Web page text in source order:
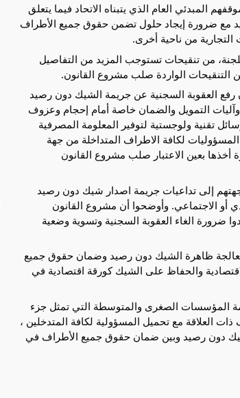
المبدئي العام الذي يتبناه الاتحاد فيما يتعلق
مع ضرورة إيجاد حلول تضمن حقوق جميع الأطراف
التجارية من ناحية أخرى.
من تنقيحات تستوجب المزيد من التفاصيل
التنقيحات الواردة صلب مشروع القانون.
رفع العقوبة السجنية عن جريمة الشيك دون رصيد
التمويل والضمان خاصة أمام إحجام وعزوف
تقنية ولوجستية لتوفير المعلومة المصرفية
لكافة الاطراف المتداخلة من جهة
بعين الاعتبار صلب مشروع القانون
إلى تداعيات جريمة اصدار شيك دون رصيد
الاجتماعي. وأوضحوا أن مشروع القانون
ضرورة الغاء العقوبة السجنية وتسوية وضعية
ظاهرة الشيك دون رصيد وضمان حقوق جميع
والحفاظ على الشيك كورقة اقتصادية في
المؤسسات الصغرى والمتوسطة التي تمثل جزء
العلاقة مع تحميل المسؤولية لكافة المتدخلين ،
شيك دون رصيد وبين ضمان حقوق جميع الأطراف في